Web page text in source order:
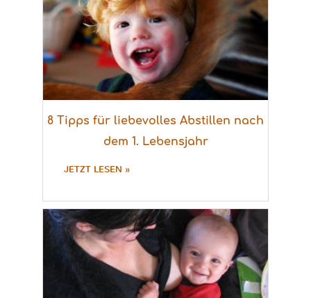
8 Tipps für liebevolles Abstillen nach
dem 1. Lebensjahr
JETZT LESEN »